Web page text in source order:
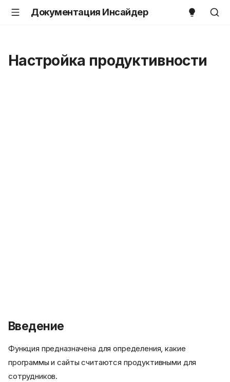
Документация Инсайдер
Настройка продуктивности
Введение
Функция предназначена для определения, какие
программы и сайты считаются продуктивными для
сотрудников.